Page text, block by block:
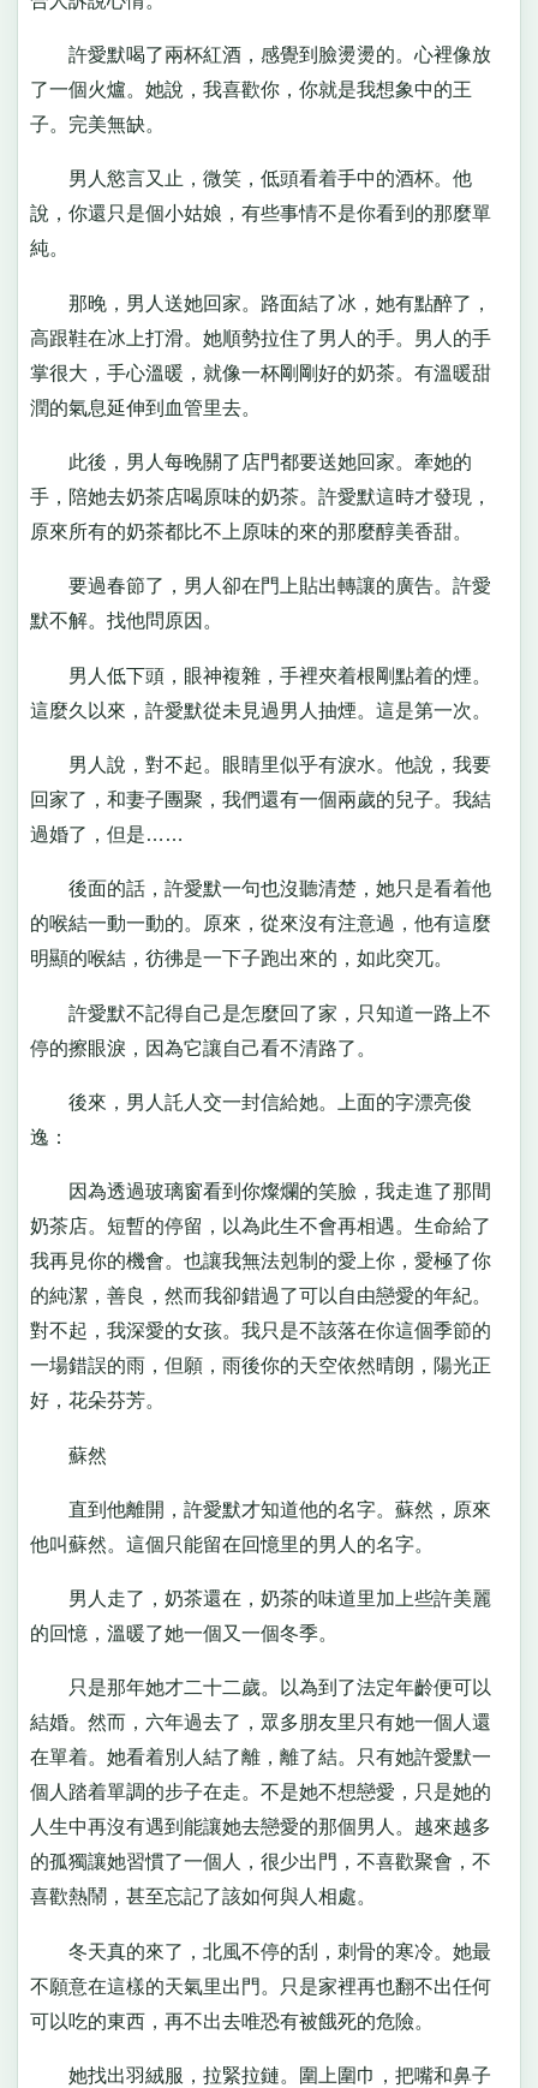
許愛默喝了兩杯紅酒，感覺到臉燙燙的。心裡像放
了一個火爐。她說，我喜歡你，你就是我想象中的王
子。完美無缺。
男人慾言又止，微笑，低頭看着手中的酒杯。他
說，你還只是個小姑娘，有些事情不是你看到的那麼單
純。
那晚，男人送她回家。路面結了冰，她有點醉了，
高跟鞋在冰上打滑。她順勢拉住了男人的手。男人的手
掌很大，手心溫暖，就像一杯剛剛好的奶茶。有溫暖甜
潤的氣息延伸到血管里去。
此後，男人每晚關了店門都要送她回家。牽她的
手，陪她去奶茶店喝原味的奶茶。許愛默這時才發現，
原來所有的奶茶都比不上原味的來的那麼醇美香甜。
要過春節了，男人卻在門上貼出轉讓的廣告。許愛
默不解。找他問原因。
男人低下頭，眼神複雜，手裡夾着根剛點着的煙。
這麼久以來，許愛默從未見過男人抽煙。這是第一次。
男人說，對不起。眼睛里似乎有淚水。他說，我要
回家了，和妻子團聚，我們還有一個兩歲的兒子。我結
過婚了，但是……
後面的話，許愛默一句也沒聽清楚，她只是看着他
的喉結一動一動的。原來，從來沒有注意過，他有這麼
明顯的喉結，彷彿是一下子跑出來的，如此突兀。
許愛默不記得自己是怎麼回了家，只知道一路上不
停的擦眼淚，因為它讓自己看不清路了。
後來，男人託人交一封信給她。上面的字漂亮俊
逸：
因為透過玻璃窗看到你燦爛的笑臉，我走進了那間
奶茶店。短暫的停留，以為此生不會再相遇。生命給了
我再見你的機會。也讓我無法剋制的愛上你，愛極了你
的純潔，善良，然而我卻錯過了可以自由戀愛的年紀。
對不起，我深愛的女孩。我只是不該落在你這個季節的
一場錯誤的雨，但願，雨後你的天空依然晴朗，陽光正
好，花朵芬芳。
蘇然
直到他離開，許愛默才知道他的名字。蘇然，原來
他叫蘇然。這個只能留在回憶里的男人的名字。
男人走了，奶茶還在，奶茶的味道里加上些許美麗
的回憶，溫暖了她一個又一個冬季。
只是那年她才二十二歲。以為到了法定年齡便可以
結婚。然而，六年過去了，眾多朋友里只有她一個人還
在單着。她看着別人結了離，離了結。只有她許愛默一
個人踏着單調的步子在走。不是她不想戀愛，只是她的
人生中再沒有遇到能讓她去戀愛的那個男人。越來越多
的孤獨讓她習慣了一個人，很少出門，不喜歡聚會，不
喜歡熱鬧，甚至忘記了該如何與人相處。
冬天真的來了，北風不停的刮，刺骨的寒冷。她最
不願意在這樣的天氣里出門。只是家裡再也翻不出任何
可以吃的東西，再不出去唯恐有被餓死的危險。
她找出羽絨服，拉緊拉鏈。圍上圍巾，把嘴和鼻子